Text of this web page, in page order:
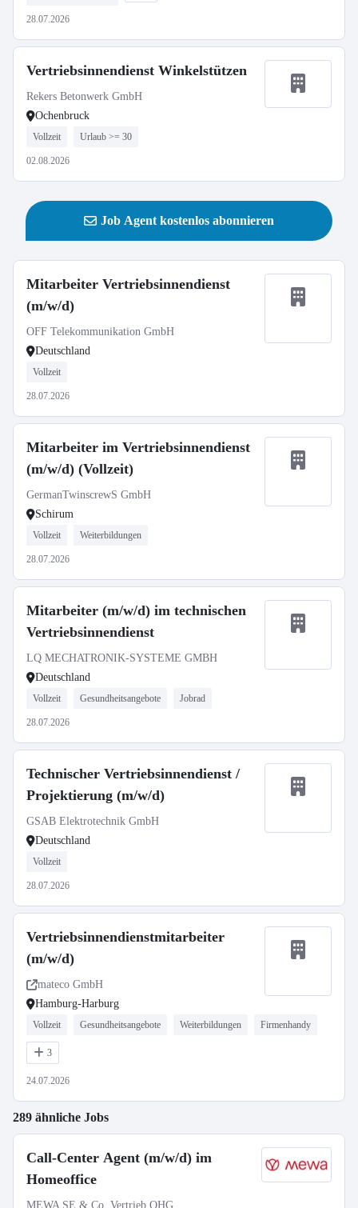
28.07.2026
Vertriebsinnendienst Winkelstützen
Rekers Betonwerk GmbH
Ochenbruck
Vollzeit Urlaub >= 30
02.08.2026
Job Agent kostenlos abonnieren
Mitarbeiter Vertriebsinnendienst
(m/w/d)
OFF Telekommunikation GmbH
Deutschland
Vollzeit
28.07.2026
Mitarbeiter im Vertriebsinnendienst
(m/w/d) (Vollzeit)
GermanTwinscrewS GmbH
Schirum
Vollzeit Weiterbildungen
28.07.2026
Mitarbeiter (m/w/d) im technischen
Vertriebsinnendienst
LQ MECHATRONIK-SYSTEME GMBH
Deutschland
Vollzeit Gesundheitsangebote Jobrad
28.07.2026
Technischer Vertriebsinnendienst /
Projektierung (m/w/d)
GSAB Elektrotechnik GmbH
Deutschland
Vollzeit
28.07.2026
Vertriebsinnendienstmitarbeiter
(m/w/d)
mateco GmbH
Hamburg-Harburg
Vollzeit Gesundheitsangebote Weiterbildungen Firmenhandy
3
24.07.2026
289 ähnliche Jobs
Call-Center Agent (m/w/d) im
Homeoffice
MEWA SE & Co. Vertrieb OHG